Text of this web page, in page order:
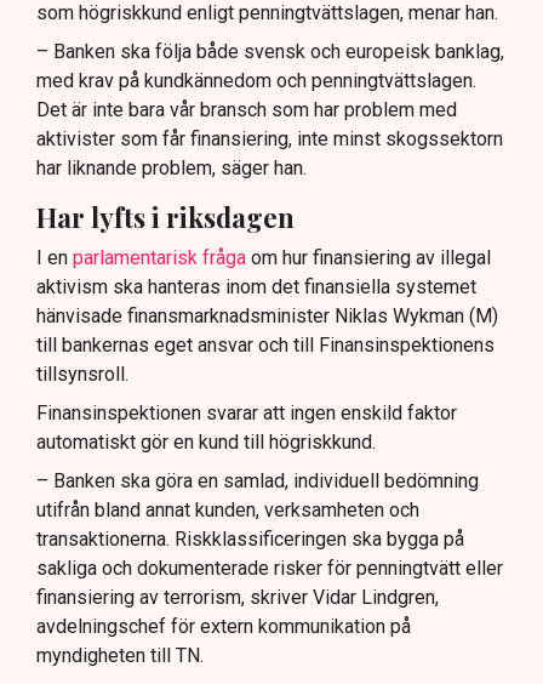
som högriskkund enligt penningtvättslagen, menar han.
– Banken ska följa både svensk och europeisk banklag,
med krav på kundkännedom och penningtvättslagen.
Det är inte bara vår bransch som har problem med
aktivister som får finansiering, inte minst skogssektorn
har liknande problem, säger han.
Har lyfts i riksdagen
I en parlamentarisk fråga om hur finansiering av illegal
aktivism ska hanteras inom det finansiella systemet
hänvisade finansmarknadsminister Niklas Wykman (M)
till bankernas eget ansvar och till Finansinspektionens
tillsynsroll.
Finansinspektionen svarar att ingen enskild faktor
automatiskt gör en kund till högriskkund.
– Banken ska göra en samlad, individuell bedömning
utifrån bland annat kunden, verksamheten och
transaktionerna. Riskklassificeringen ska bygga på
sakliga och dokumenterade risker för penningtvätt eller
finansiering av terrorism, skriver Vidar Lindgren,
avdelningschef för extern kommunikation på
myndigheten till TN.